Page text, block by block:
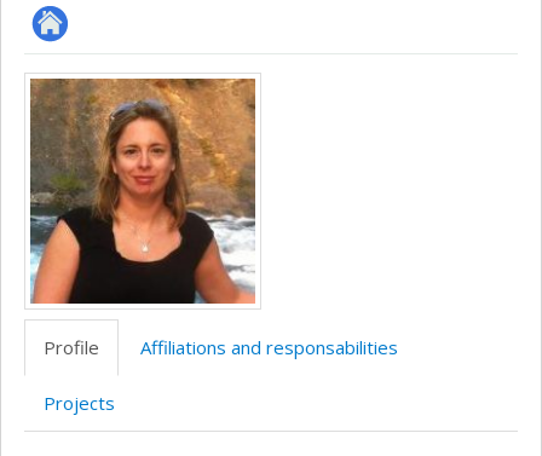
Autre
site
web
Media
Profile Affiliations and responsabilities
Projects